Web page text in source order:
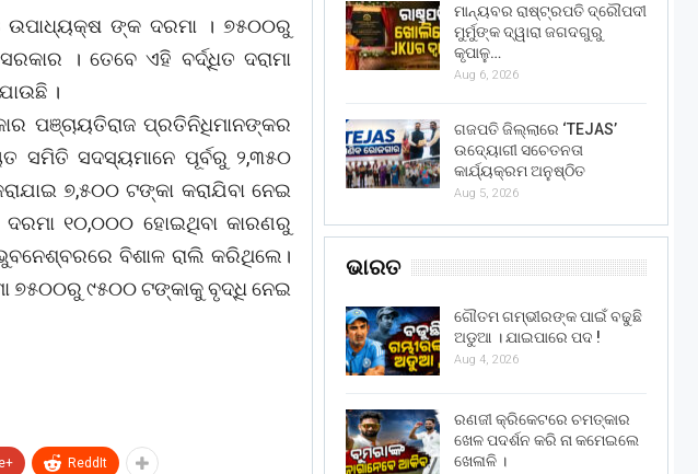
ଙ୍କ ଦରମା । ୭୫୦୦ରୁ
। ତେବେ ଏହି ବର୍ଦ୍ଧିତ ଦରାମା
।
ପଞ୍ଚାୟତିରାଜ ପ୍ରତିନିଧିମାନଙ୍କର
ସମିତି ସଦସ୍ୟମାନେ ପୂର୍ବରୁ ୨,୩୫୦
୭,୫୦୦ ଟଙ୍କା କରାଯିବା ନେଇ
୧୦,୦୦୦ ହୋଇଥିବା କାରଣରୁ
ବିଶାଳ ରାଲି କରିଥିଲେ।
୭୫୦୦ରୁ ୯୫୦୦ ଟଙ୍କାକୁ ବୃଦ୍ଧି ନେଇ
ReddIt
ମାନ୍ୟବର ରାଷ୍ଟ୍ରପତି ଦ୍ରୌପଦୀ
ମୁର୍ମୁଙ୍କ ଦ୍ୱାରା ଜଗଦଗୁରୁ
କୃପାଳୁ…
Aug 6, 2026
ଗଜପତି ଜିଲ୍ଲାରେ ‘TEJAS’
ଉଦ୍ୟୋଗୀ ସଚେତନତା
କାର୍ଯ୍ୟକ୍ରମ ଅନୁଷ୍ଠିତ
Aug 5, 2026
ଭାରତ
ଗୌତମ ଗମ୍ଭୀରଙ୍କ ପାଇଁ ବଢୁଛି
ଅଡୁଆ । ଯାଇପାରେ ପଦ !
Aug 4, 2026
ରଣଜୀ କ୍ରିକେଟରେ ଚମତ୍କାର
ଖେଳ ପଦର୍ଶନ କରି ନା କମେଇଲେ
ଖେଳାଳି ।